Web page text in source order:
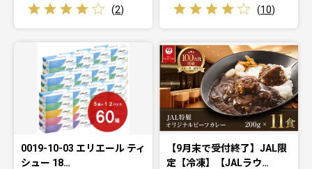
(2) (10)
0019-10-03 エリエール ティ
シュー 18…
【9月末で受付終了】JAL限
定【冷凍】【JALラウ…